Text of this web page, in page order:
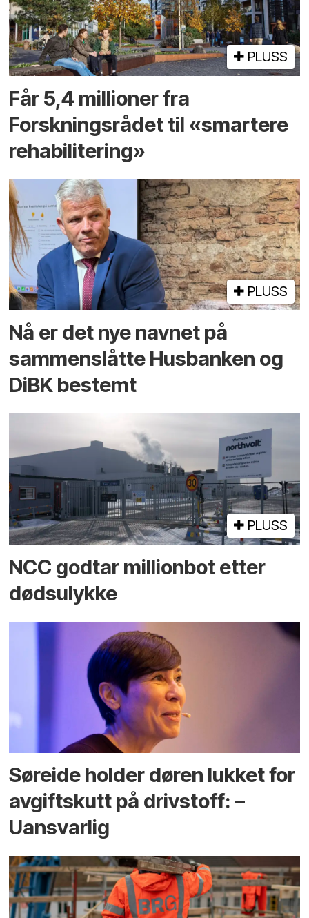
PLUSS
Får 5,4 millioner fra
Forskningsrådet til «smartere
rehabilitering»
PLUSS
Nå er det nye navnet på
sammenslåtte Husbanken og
DiBK bestemt
PLUSS
NCC godtar millionbot etter
dødsulykke
Søreide holder døren lukket for
avgiftskutt på drivstoff: –
Uansvarlig